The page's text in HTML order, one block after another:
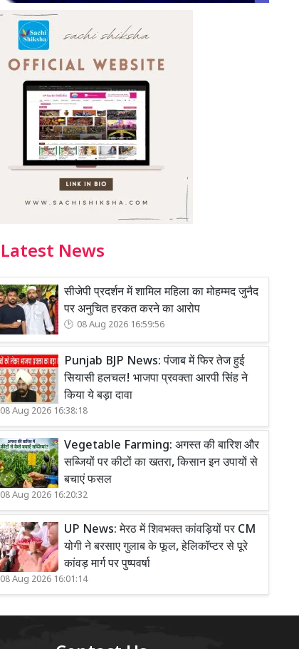
Latest News
सीजेपी प्रदर्शन में शामिल महिला का मोहम्मद जुनैद
पर अनुचित हरकत करने का आरोप
08 Aug 2026 16:59:56
Punjab BJP News: पंजाब में फिर तेज हुई
सियासी हलचल! भाजपा प्रवक्ता आरपी सिंह ने
किया ये बड़ा दावा
08 Aug 2026 16:38:18
Vegetable Farming: अगस्त की बारिश और
सब्जियों पर कीटों का खतरा, किसान इन उपायों से
बचाएं फसल
08 Aug 2026 16:20:32
UP News: मेरठ में शिवभक्त कांवड़ियों पर CM
योगी ने बरसाए गुलाब के फूल, हेलिकॉप्टर से पूरे
कांवड़ मार्ग पर पुष्पवर्षा
08 Aug 2026 16:01:14